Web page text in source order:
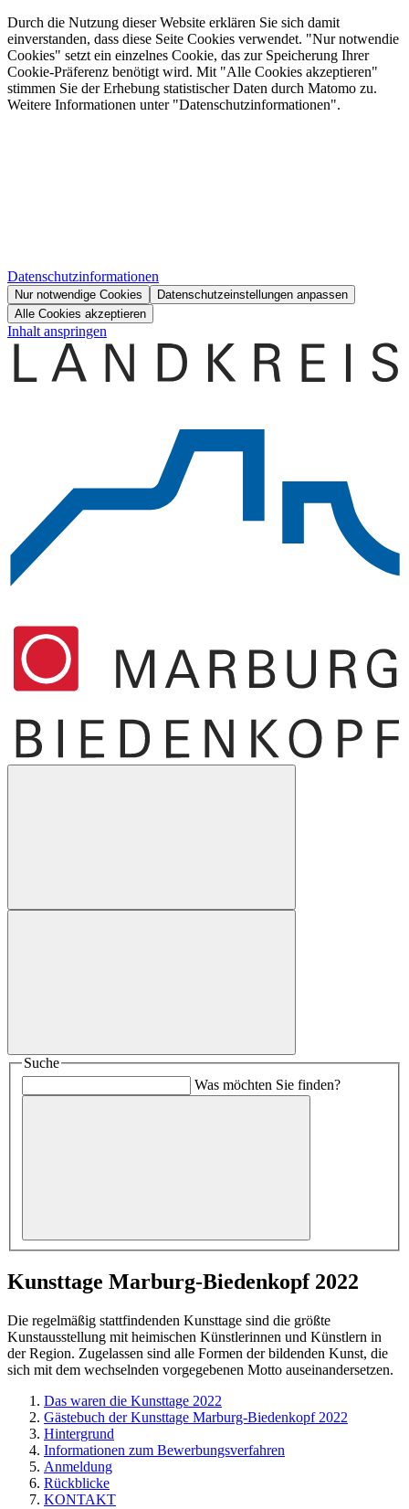
Durch die Nutzung dieser Website erklären Sie sich damit
einverstanden, dass diese Seite Cookies verwendet. "Nur notwendie
Cookies" setzt ein einzelnes Cookie, das zur Speicherung Ihrer
Cookie-Präferenz benötigt wird. Mit "Alle Cookies akzeptieren"
stimmen Sie der Erhebung statistischer Daten durch Matomo zu.
Weitere Informationen unter "Datenschutzinformationen".
Datenschutzinformationen
Nur notwendige Cookies
Datenschutzeinstellungen anpassen
Alle Cookies akzeptieren
Inhalt anspringen
Suche
Was möchten Sie finden?
Kunsttage Marburg-Biedenkopf 2022
Die regelmäßig stattfindenden Kunsttage sind die größte
Kunstausstellung mit heimischen Künstlerinnen und Künstlern in
der Region. Zugelassen sind alle Formen der bildenden Kunst, die
sich mit dem wechselnden vorgegebenen Motto auseinandersetzen.
Das waren die Kunsttage 2022
Gästebuch der Kunsttage Marburg-Biedenkopf 2022
Hintergrund
Informationen zum Bewerbungsverfahren
Anmeldung
Rückblicke
KONTAKT